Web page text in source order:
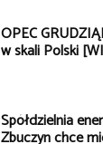
OPEC
w skali Polski
Spółdzielnia
Zbuczyn chce